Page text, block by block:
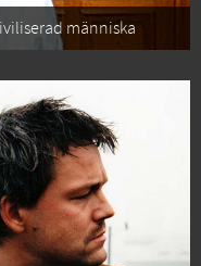
människa